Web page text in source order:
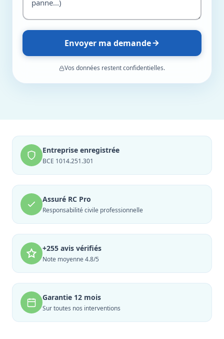
Envoyer ma demande
Vos données restent confidentielles.
Entreprise enregistrée
BCE 1014.251.301
Assuré RC Pro
Responsabilité civile professionnelle
+255 avis vérifiés
Note moyenne 4.8/5
Garantie 12 mois
Sur toutes nos interventions